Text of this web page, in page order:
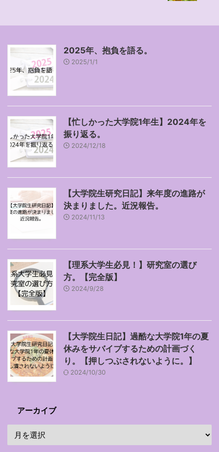
2025年、抱負を語る。
2025/1/1
【忙しかった大学院1年生】2024年を
振り返る。
2024/12/18
【大学院生研究日記】来年度の進路が
決まりました。近況報告。
2024/11/13
【理系大学生必見！】研究室の選び
方。【完全版】
2024/9/28
【大学院生日記】過酷な大学院1年の夏
休みをサバイブするための計画づく
り。【押しつぶされないように。】
2024/10/30
アーカイブ